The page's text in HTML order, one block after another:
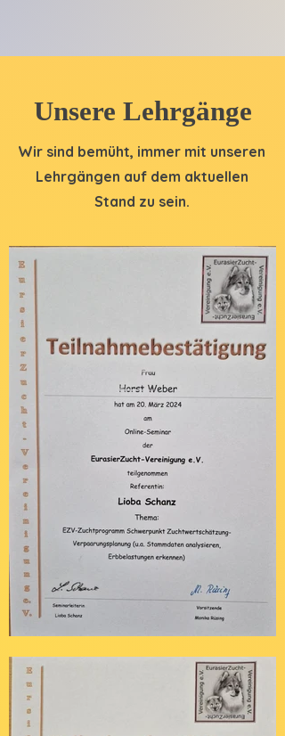
Unsere Lehrgänge
Wir sind bemüht, immer mit unseren
Lehrgängen auf dem aktuellen
Stand zu sein.